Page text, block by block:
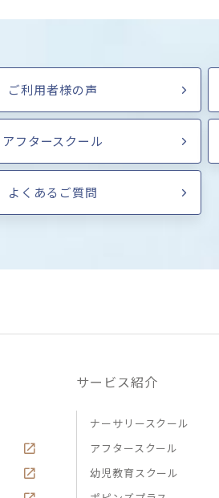
ご利用者様の声
アフタースクール
よくあるご質問
サービス紹介
ナーサリースクール
アフタースクール
幼児教育スクール